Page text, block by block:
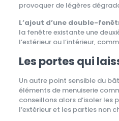
provoquer de légères
L’ajout d’une double-
la fenêtre existante une
l’extérieur ou l’intérieur,
Les portes qui
Un autre point sensible du
éléments de menuiserie
conseillons alors d’isoler les
l’extérieur et les parties non